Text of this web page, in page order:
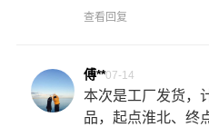
查看回复
傅**07-14
本次是工厂发货，
品，起点淮北、终